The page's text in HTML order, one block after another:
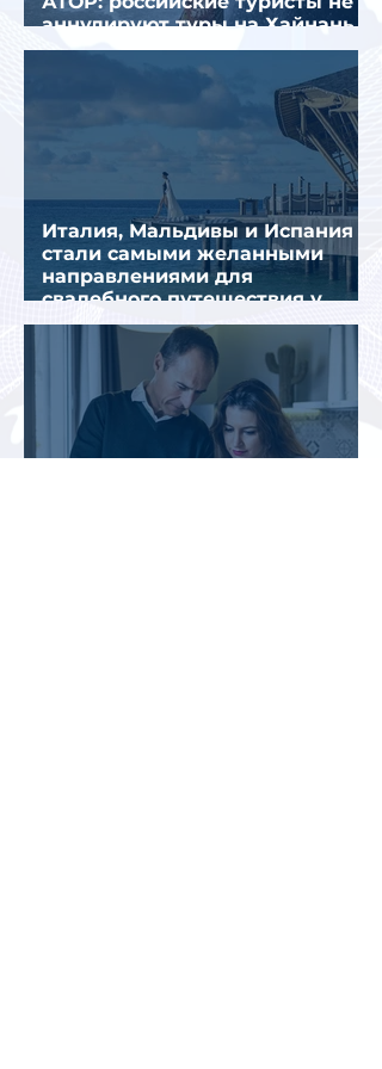
аннулируют туры на Хайнань
из-за тайфуна «Дельфин»
Италия, Мальдивы и Испания
стали самыми желанными
направлениями для
свадебного путешествия у
россиян